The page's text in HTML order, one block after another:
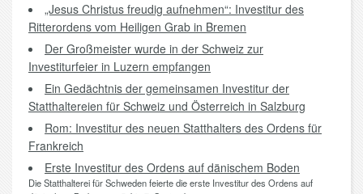
„Jesus Christus freudig aufnehmen“: Investitur des
Ritterordens vom Heiligen Grab in Bremen
Der Großmeister wurde in der Schweiz zur
Investiturfeier in Luzern empfangen
Ein Gedächtnis der gemeinsamen Investitur der
Statthaltereien für Schweiz und Österreich in Salzburg
Rom: Investitur des neuen Statthalters des Ordens für
Frankreich
Erste Investitur des Ordens auf dänischem Boden
Die Statthalterei für Schweden feierte die erste Investitur des Ordens auf